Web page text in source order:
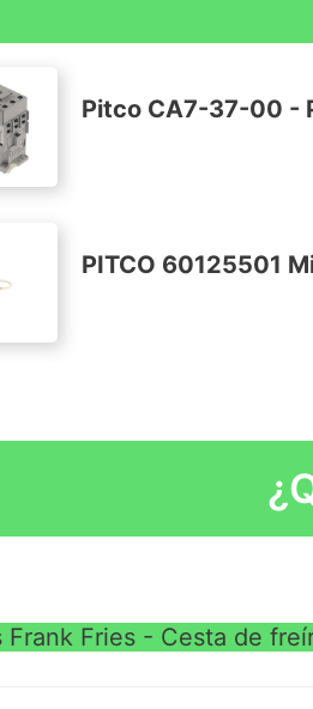
Fries Cesta freidora profunda
de malla de alambre
resistente para uso profesional.
Pitco CA7-37-00 -
rosca.PITCO 60125501
Frank Fries - Cesta de